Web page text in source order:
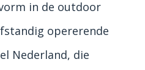
in de outdoor
opererende
Nederland, die